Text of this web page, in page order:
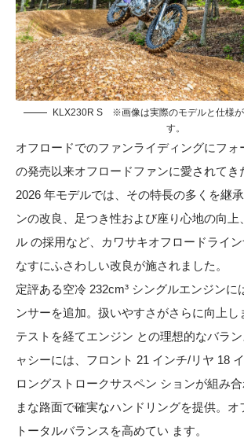
KLX230R S ※画像は実際のモデルと仕様が
す。
オフロードでのファンライディングにフォ
の発売以来オフロードファンに愛されてき
2026 年モデルでは、その特長の多くを継
ンの改良、足つき性および座り心地の向上
ル の採用など、カワサキオフロードライ
なすにふさわしい改良が施されました。
定評ある空冷 232cm³ シングルエンジンに
ンサーを追加。扱いやすさがさらに向上し
テストを経てエンジン との理想的なバラ
ャシーには、フロント 21 インチ/リヤ 18
ロングストロークサスペン ションが組み
まな路面で確実なハンドリングを提供。オ
トータルバランスを高めてい ます。